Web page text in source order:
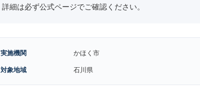
詳細は必ず公式ページでご確認ください。
実施機関 かほく市
対象地域 石川県